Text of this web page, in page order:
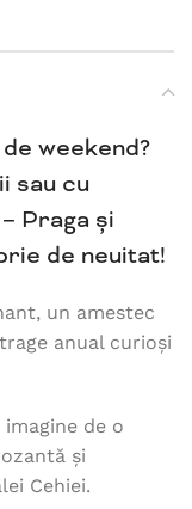
weekend?
sau cu
Praga și
de neuitat!
un amestec
anual curioși
de o
și
Cehiei.